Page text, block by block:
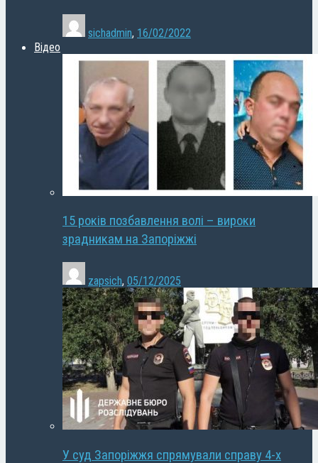
sichadmin, 16/02/2022
Відео
15 років позбавлення волі – вироки
зрадникам на Запоріжжі
zapsich, 05/12/2025
У суд Запоріжжя спрямували справу 4-х